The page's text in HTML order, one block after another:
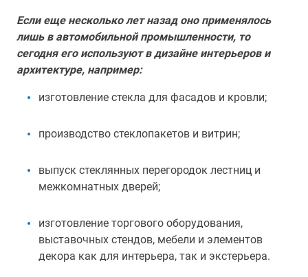
Если еще несколько лет назад оно применялось
лишь в автомобильной промышленности, то
сегодня его используют в дизайне интерьеров и
архитектуре, например:
изготовление стекла для фасадов и кровли;
производство стеклопакетов и витрин;
выпуск стеклянных перегородок лестниц и
межкомнатных дверей;
изготовление торгового оборудования,
выставочных стендов, мебели и элементов
декора как для интерьера, так и экстерьера.